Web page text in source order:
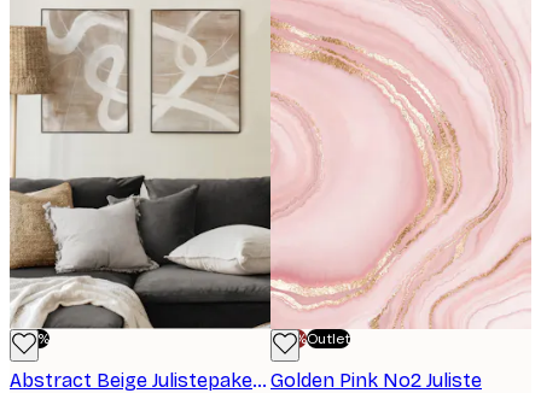
-50%
Abstract Beige Julistepaketti
-70%Outlet
Golden Pink No2 Juliste